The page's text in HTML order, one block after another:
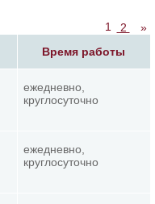
1 2
»
Время работы
ежедневно,
круглосуточно
ежедневно,
круглосуточно